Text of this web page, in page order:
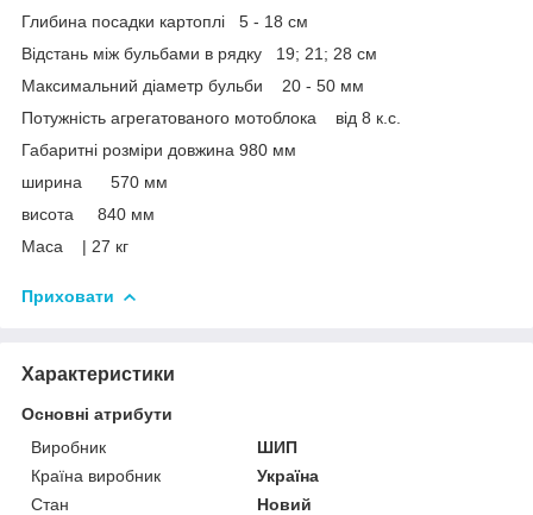
Глибина посадки картоплі 5 - 18 см
Відстань між бульбами в рядку 19; 21; 28 см
Максимальний діаметр бульби 20 - 50 мм
Потужність агрегатованого мотоблока від 8 к.с.
Габаритні розміри довжина 980 мм
ширина 570 мм
висота 840 мм
Маса | 27 кг
Приховати
Характеристики
Основні атрибути
Виробник
ШИП
Країна виробник
Україна
Стан
Новий